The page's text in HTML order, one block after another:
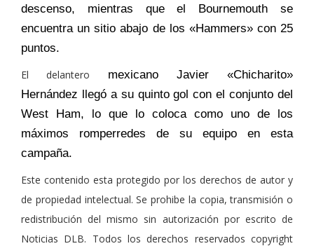
descenso, mientras que el Bournemouth se
encuentra un sitio abajo de los «Hammers» con 25
puntos.
El delantero mexicano Javier «Chicharito»
Hernández llegó a su quinto gol con el conjunto del
West Ham, lo que lo coloca como uno de los
máximos romperredes de su equipo en esta
campaña.
Este contenido esta protegido por los derechos de autor y
de propiedad intelectual. Se prohibe la copia, transmisión o
redistribución del mismo sin autorización por escrito de
Noticias DLB. Todos los derechos reservados copyright